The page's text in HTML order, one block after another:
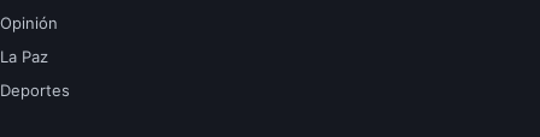
Opinión
La Paz
Deportes